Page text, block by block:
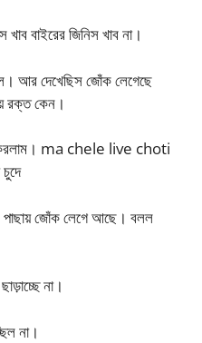
বাইরের জিনিস খাব না।
আর দেখেছিস জোঁক লেগেছে
রক্ত কেন।
করলাম। ma chele live choti
পাছায় জোঁক লেগে আছে। বলল
না।
না।